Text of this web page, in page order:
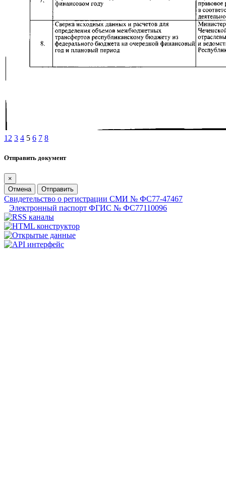
1 2 3 4 5 6 7 8
Отправить документ
×
Отмена
Отправить
Свидетельство о регистрации СМИ № ФС77-47467
Электронный паспорт ФГИС № ФС77110096